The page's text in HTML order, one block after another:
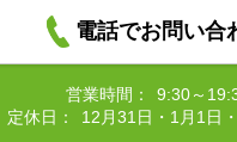
電話でお問い合
営業時間：
9:30～
定休日：
12月31日・1月1日